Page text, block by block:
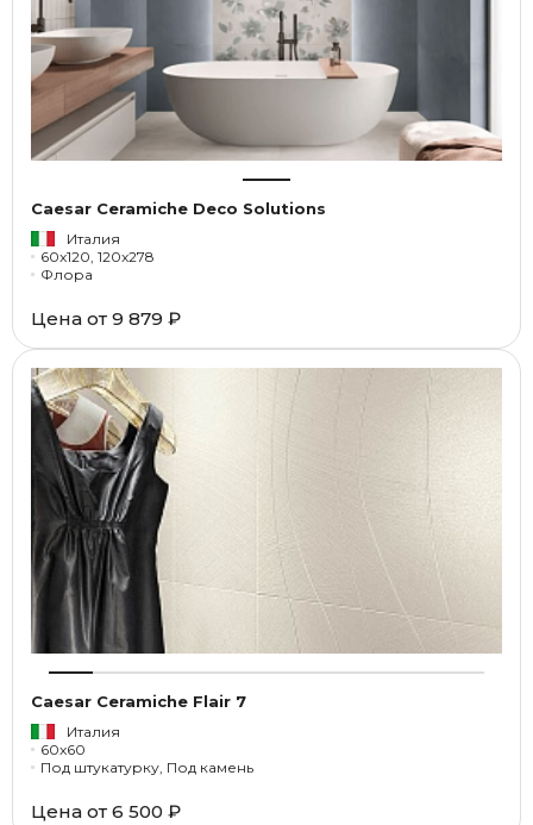
Caesar Ceramiche Deco Solutions
Италия
60x120, 120x278
Флора
Цена от 9 879 ₽
Caesar Ceramiche Flair 7
Италия
60x60
Под штукатурку, Под камень
Цена от 6 500 ₽